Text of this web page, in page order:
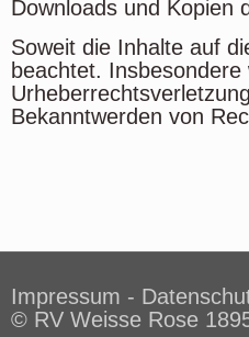
Downloads und Kopien
Soweit die Inhalte auf
beachtet.
Bekanntwerden von
Impressum -
© RV Weisse Rose